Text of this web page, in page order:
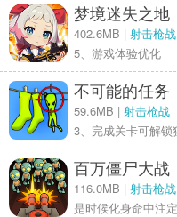
梦境迷失之地
402.6MB | 射击枪战
5、游戏体验优化
不可能的任务
59.6MB | 射击枪战
百万僵尸大战
116.0MB | 射击枪战